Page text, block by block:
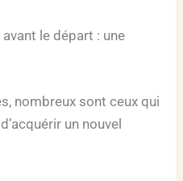
le départ : une
nombreux sont ceux qui
un nouvel